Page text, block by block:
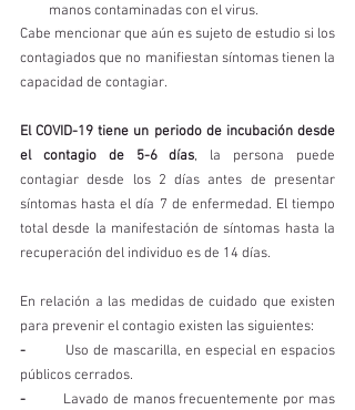
manos contaminadas con el virus.
Cabe mencionar que aún es sujeto de estudio si los
contagiados que no manifiestan síntomas tienen la
capacidad de contagiar.
El COVID-19 tiene un periodo de incubación desde
el contagio de 5-6 días, la persona puede
contagiar desde los 2 días antes de presentar
síntomas hasta el día 7 de enfermedad. El tiempo
total desde la manifestación de síntomas hasta la
recuperación del individuo es de 14 días.
En relación a las medidas de cuidado que existen
para prevenir el contagio existen las siguientes:
-
       Uso de mascarilla, en especial en espacios
públicos cerrados.
-
      Lavado de manos frecuentemente por mas